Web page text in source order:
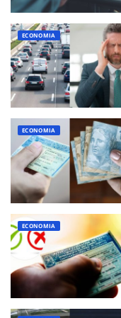
ECONOMIA
ECONOMIA
ECONOMIA